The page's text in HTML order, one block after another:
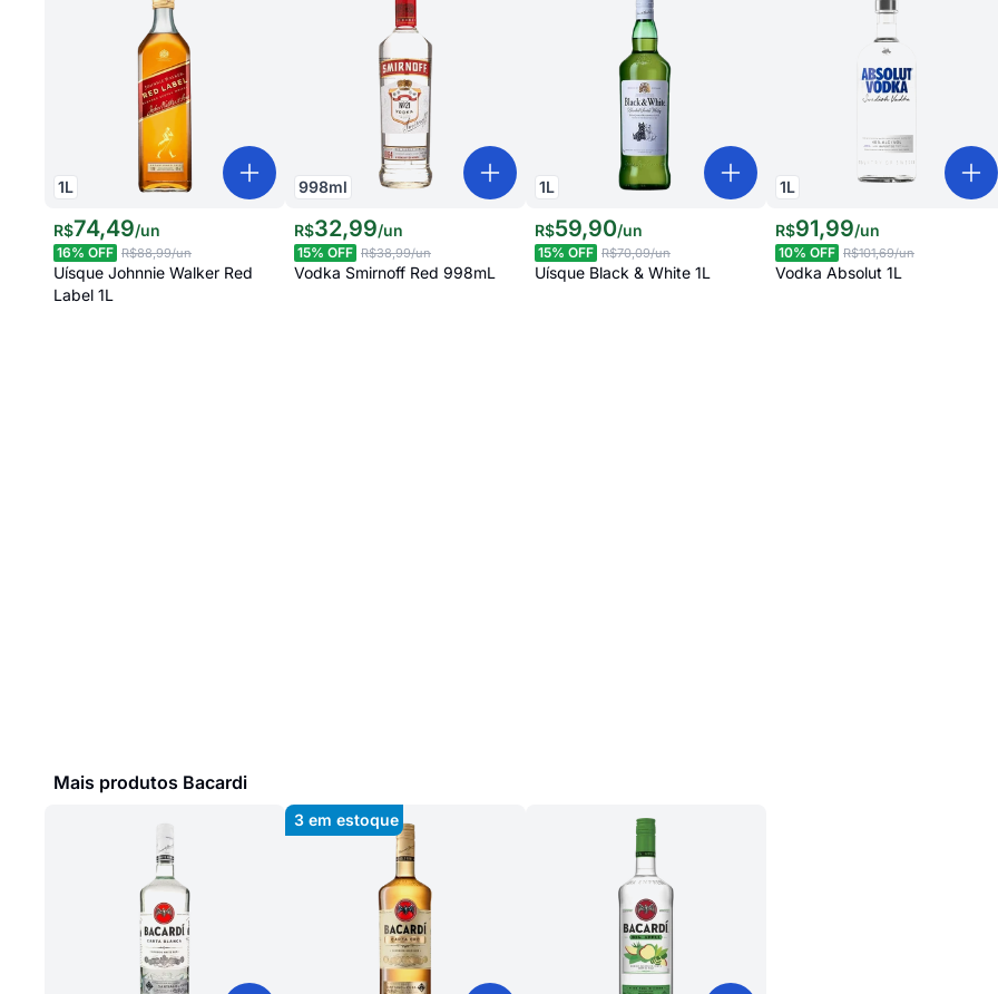
1L
R$74,49/un
16% OFF R$88,99/un
Uísque Johnnie Walker Red
Label 1L
998ml
R$32,99/un
15% OFF R$38,99/un
Vodka Smirnoff Red 998mL
1L
R$59,90/un
15% OFF R$70,09/un
Uísque Black & White 1L
1L
R$91,99/un
10% OFF R$101,69/un
Vodka Absolut 1L
Mais produtos Bacardi
3 em estoque